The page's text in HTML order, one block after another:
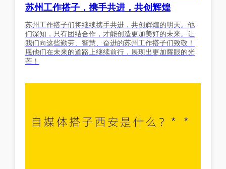
苏州工作搭子，携手共进，共创辉煌
苏州工作搭子们将继续携手共进，共创辉煌的明天。他
们深知，只有团结合作，才能创造更加美好的未来。让
我们向这些勤劳、智慧、奋进的苏州工作搭子们致敬！
愿他们在未来的道路上继续前行，展现出更加耀眼的光
芒！